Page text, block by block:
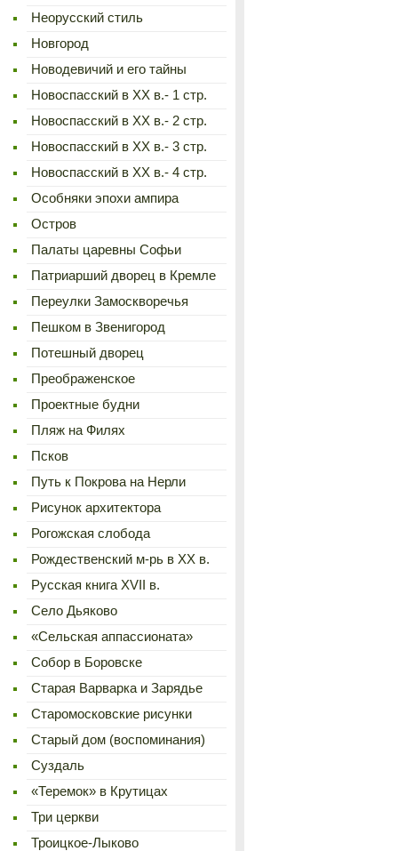
Неорусский стиль
Новгород
Новодевичий и его тайны
Новоспасский в XX в.- 1 стр.
Новоспасский в XX в.- 2 стр.
Новоспасский в XX в.- 3 стр.
Новоспасский в XX в.- 4 стр.
Особняки эпохи ампира
Остров
Палаты царевны Софьи
Патриарший дворец в Кремле
Переулки Замоскворечья
Пешком в Звенигород
Потешный дворец
Преображенское
Проектные будни
Пляж на Филях
Псков
Путь к Покрова на Нерли
Рисунок архитектора
Рогожская слобода
Рождественский м-рь в ХХ в.
Русская книга XVII в.
Село Дьяково
«Сельская аппассионата»
Cобор в Боровске
Старая Варварка и Зарядье
Старомосковские рисунки
Старый дом (воспоминания)
Суздаль
«Теремок» в Крутицах
Три церкви
Троицкое-Лыково